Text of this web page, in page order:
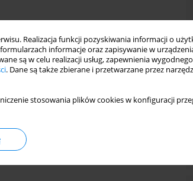
Realizacja funkcji pozyskiwania informacji o
informacje oraz zapisywanie w
są w celu realizacji usług, zapewnienia
. Dane są także zbierane i przetwarzane przez
stosowania plików cookies w konfiguracji